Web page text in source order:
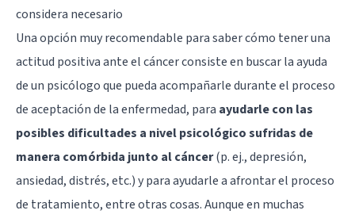
considera necesario
Una opción muy recomendable para saber cómo tener una
actitud positiva ante el cáncer consiste en buscar la ayuda
de un psicólogo que pueda acompañarle durante el proceso
de aceptación de la enfermedad, para ayudarle con las
posibles dificultades a nivel psicológico sufridas de
manera comórbida junto al cáncer(p. ej., depresión,
ansiedad, distrés, etc.) y para ayudarle a afrontar el proceso
de tratamiento, entre otras cosas. Aunque en muchas